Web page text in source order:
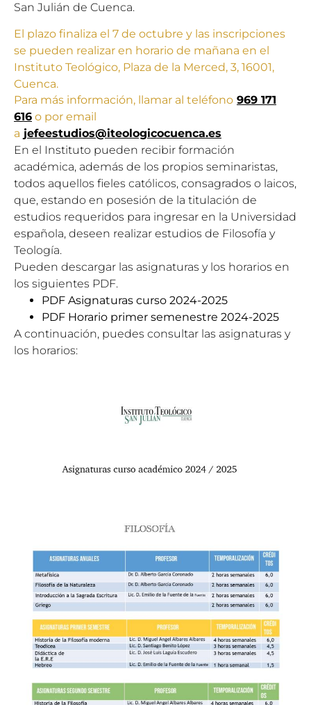
San Julián de Cuenca.
El plazo finaliza el 7 de octubre y las inscripciones
se pueden realizar en horario de mañana en el
Instituto Teológico, Plaza de la Merced, 3, 16001,
Cuenca.
Para más información, llamar al teléfono 969 171
616 o por email
a jefeestudios@iteologicocuenca.es
En el Instituto pueden recibir formación
académica, además de los propios seminaristas,
todos aquellos fieles católicos, consagrados o laicos,
que, estando en posesión de la titulación de
estudios requeridos para ingresar en la Universidad
española, deseen realizar estudios de Filosofía y
Teología.
Pueden descargar las asignaturas y los horarios en
los siguientes PDF.
PDF Asignaturas curso 2024-2025
PDF Horario primer semenestre 2024-2025
A continuación, puedes consultar las asignaturas y
los horarios: